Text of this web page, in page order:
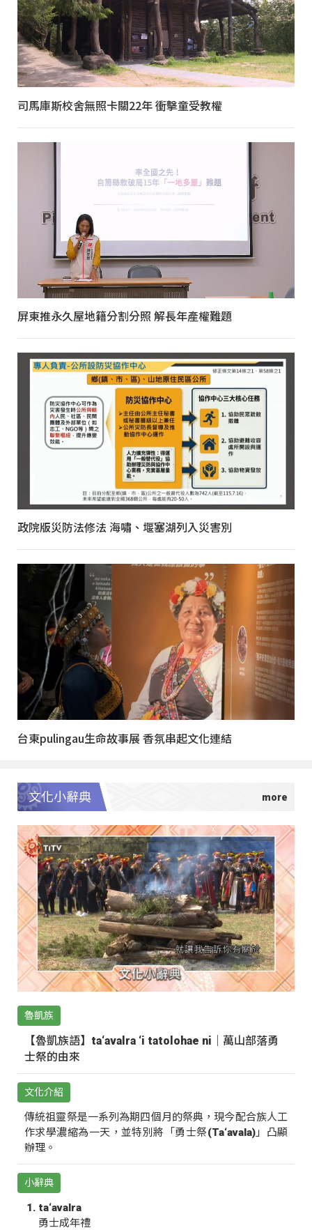
司馬庫斯校舍無照卡關22年 衝擊童受教權
屏東推永久屋地籍分割分照 解長年產權難題
政院版災防法修法 海嘯、堰塞湖列入災害別
台東pulingau生命故事展 香氛串起文化連結
文化小辭典
魯凱族
【魯凱族語】ta‘avalra ‘i tatolohae ni｜萬山部落勇
士祭的由來
文化介紹
傳統祖靈祭是一系列為期四個月的祭典，現今配合族人工
作求學濃縮為一天，並特別將「勇士祭(Ta‘avala)」凸顯
辦理。
小辭典
ta‘avalra
勇士成年禮